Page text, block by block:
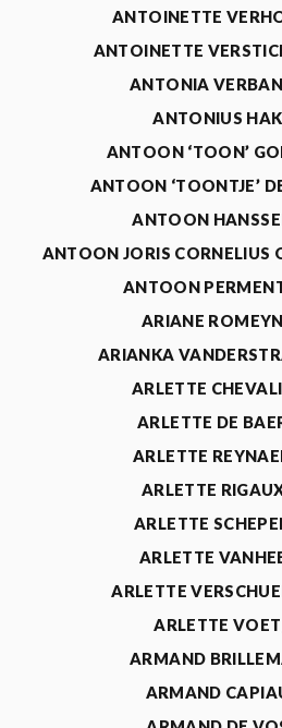
ANTOINETTE
ANTOINETTE
ANTONIA
ANTONIUS
ANTOON ‘TOON’
ANTOON ‘TOONTJE’
ANTOON
ANTOON JORIS CORNELIUS
ANTOON
ARIANE
ARIANKA
ARLETTE
ARLETTE DE
ARLETTE
ARLETTE
ARLETTE
ARLETTE
ARLETTE
ARLETTE
ARMAND
ARMAND